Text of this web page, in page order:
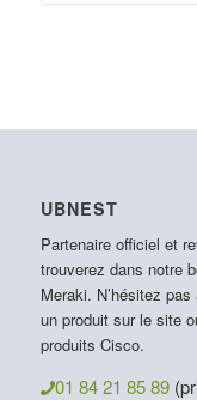
UBNEST
Partenaire officiel et
trouverez dans notre
Meraki. N’hésitez
un produit sur le site
produits Cisco.
01 84 21 85 89